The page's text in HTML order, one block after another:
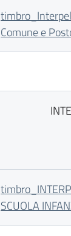
Comune e
SCUOLA